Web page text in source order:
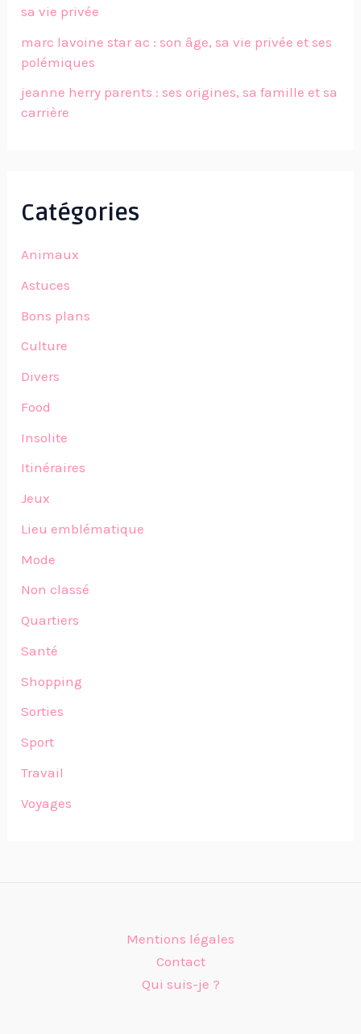
sa vie privée
marc lavoine star ac : son âge, sa vie privée et ses
polémiques
jeanne herry parents : ses origines, sa famille et sa
carrière
Catégories
Animaux
Astuces
Bons plans
Culture
Divers
Food
Insolite
Itinéraires
Jeux
Lieu emblématique
Mode
Non classé
Quartiers
Santé
Shopping
Sorties
Sport
Travail
Voyages
Mentions légales
Contact
Qui suis-je ?